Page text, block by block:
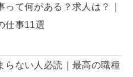
って何がある？求人は？｜
仕事11選
らない人必読｜最高の職種